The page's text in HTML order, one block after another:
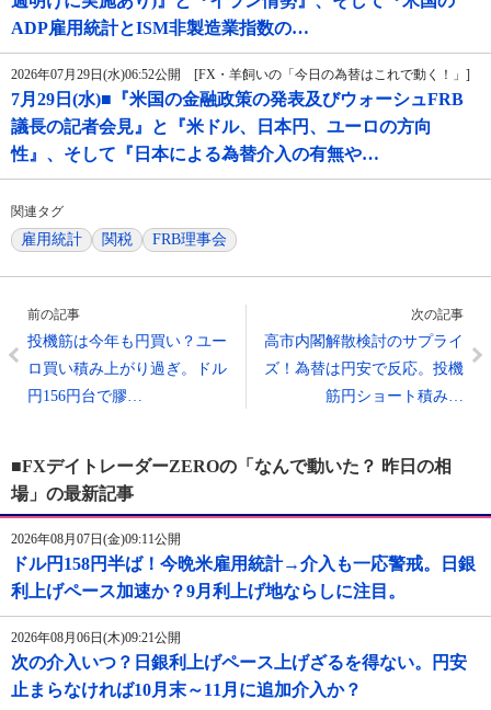
ADP雇用統計とISM非製造業指数の…
2026年07月29日(水)06:52公開 [FX・羊飼いの「今日の為替はこれで動く！」]
7月29日(水)■『米国の金融政策の発表及びウォーシュFRB
議長の記者会見』と『米ドル、日本円、ユーロの方向
性』、そして『日本による為替介入の有無や…
関連タグ
雇用統計 関税 FRB理事会
前の記事
投機筋は今年も円買い？ユー
ロ買い積み上がり過ぎ。ドル
円156円台で膠…
次の記事
高市内閣解散検討のサプライ
ズ！為替は円安で反応。投機
筋円ショート積み…
■FXデイトレーダーZEROの「なんで動いた？ 昨日の相
場」の最新記事
2026年08月07日(金)09:11公開
ドル円158円半ば！今晩米雇用統計→介入も一応警戒。日銀
利上げペース加速か？9月利上げ地ならしに注目。
2026年08月06日(木)09:21公開
次の介入いつ？日銀利上げペース上げざるを得ない。円安
止まらなければ10月末～11月に追加介入か？